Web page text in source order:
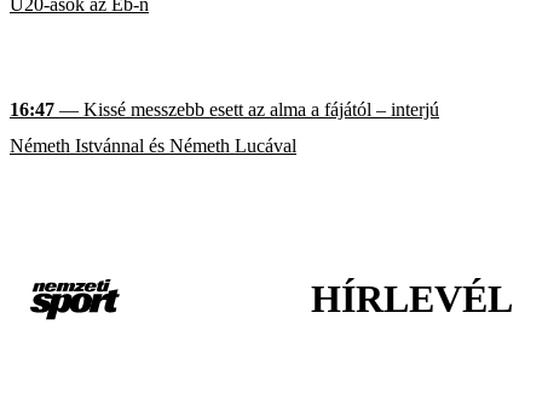
U20-asok az Eb-n
16:47 — Kissé messzebb esett az alma a fájától – interjú
Németh Istvánnal és Németh Lucával
HÍRLEVÉL